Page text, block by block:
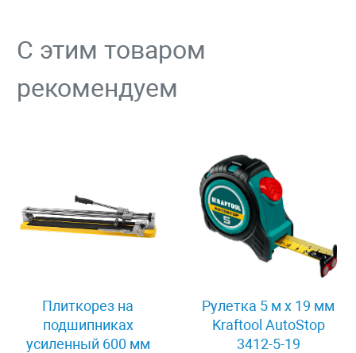
С этим товаром
рекомендуем
Плиткорез на
подшипниках
усиленный 600 мм
Рулетка 5 м x 19 мм
Kraftool AutoStop
3412-5-19